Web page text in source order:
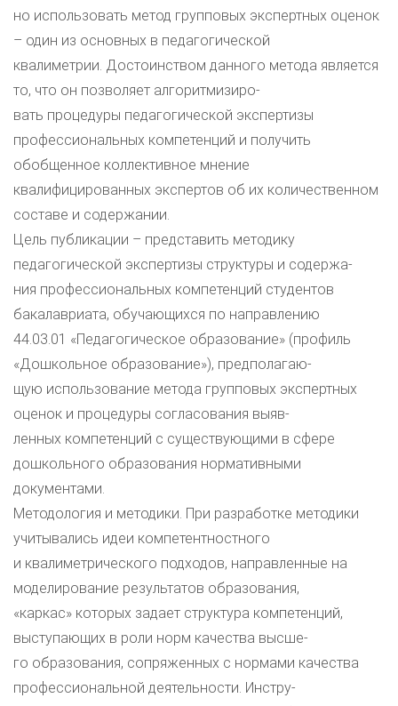
но использовать метод групповых экспертных оценок
– один из основных в педагогической
квалиметрии. Достоинством данного метода является
то, что он позволяет алгоритмизиро-
вать процедуры педагогической экспертизы
профессиональных компетенций и получить
обобщенное коллективное мнение
квалифицированных экспертов об их количественном
составе и содержании.
Цель публикации – представить методику
педагогической экспертизы структуры и содержа-
ния профессиональных компетенций студентов
бакалавриата, обучающихся по направлению
44.03.01 «Педагогическое образование» (профиль
«Дошкольное образование»), предполагаю-
щую использование метода групповых экспертных
оценок и процедуры согласования выяв-
ленных компетенций с существующими в сфере
дошкольного образования нормативными
документами.
Методология и методики. При разработке методики
учитывались идеи компетентностного
и квалиметрического подходов, направленные на
моделирование результатов образования,
«каркас» которых задает структура компетенций,
выступающих в роли норм качества высше-
го образования, сопряженных с нормами качества
профессиональной деятельности. Инстру-